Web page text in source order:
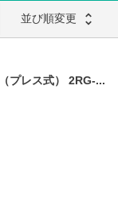
並び順変更 unfold_more
プレス式） 2RG-...